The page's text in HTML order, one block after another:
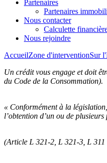
Partenaires
Partenaires
Nous contacter
Calculette
Nous rejoindre
AccueilZone d'interventionSur
Un crédit vous engage et doit
du Code de la Consommation).
« Conformément à la
l’obtention d’un ou de plusieurs
(Article L 321-2, L 321-3, L 311